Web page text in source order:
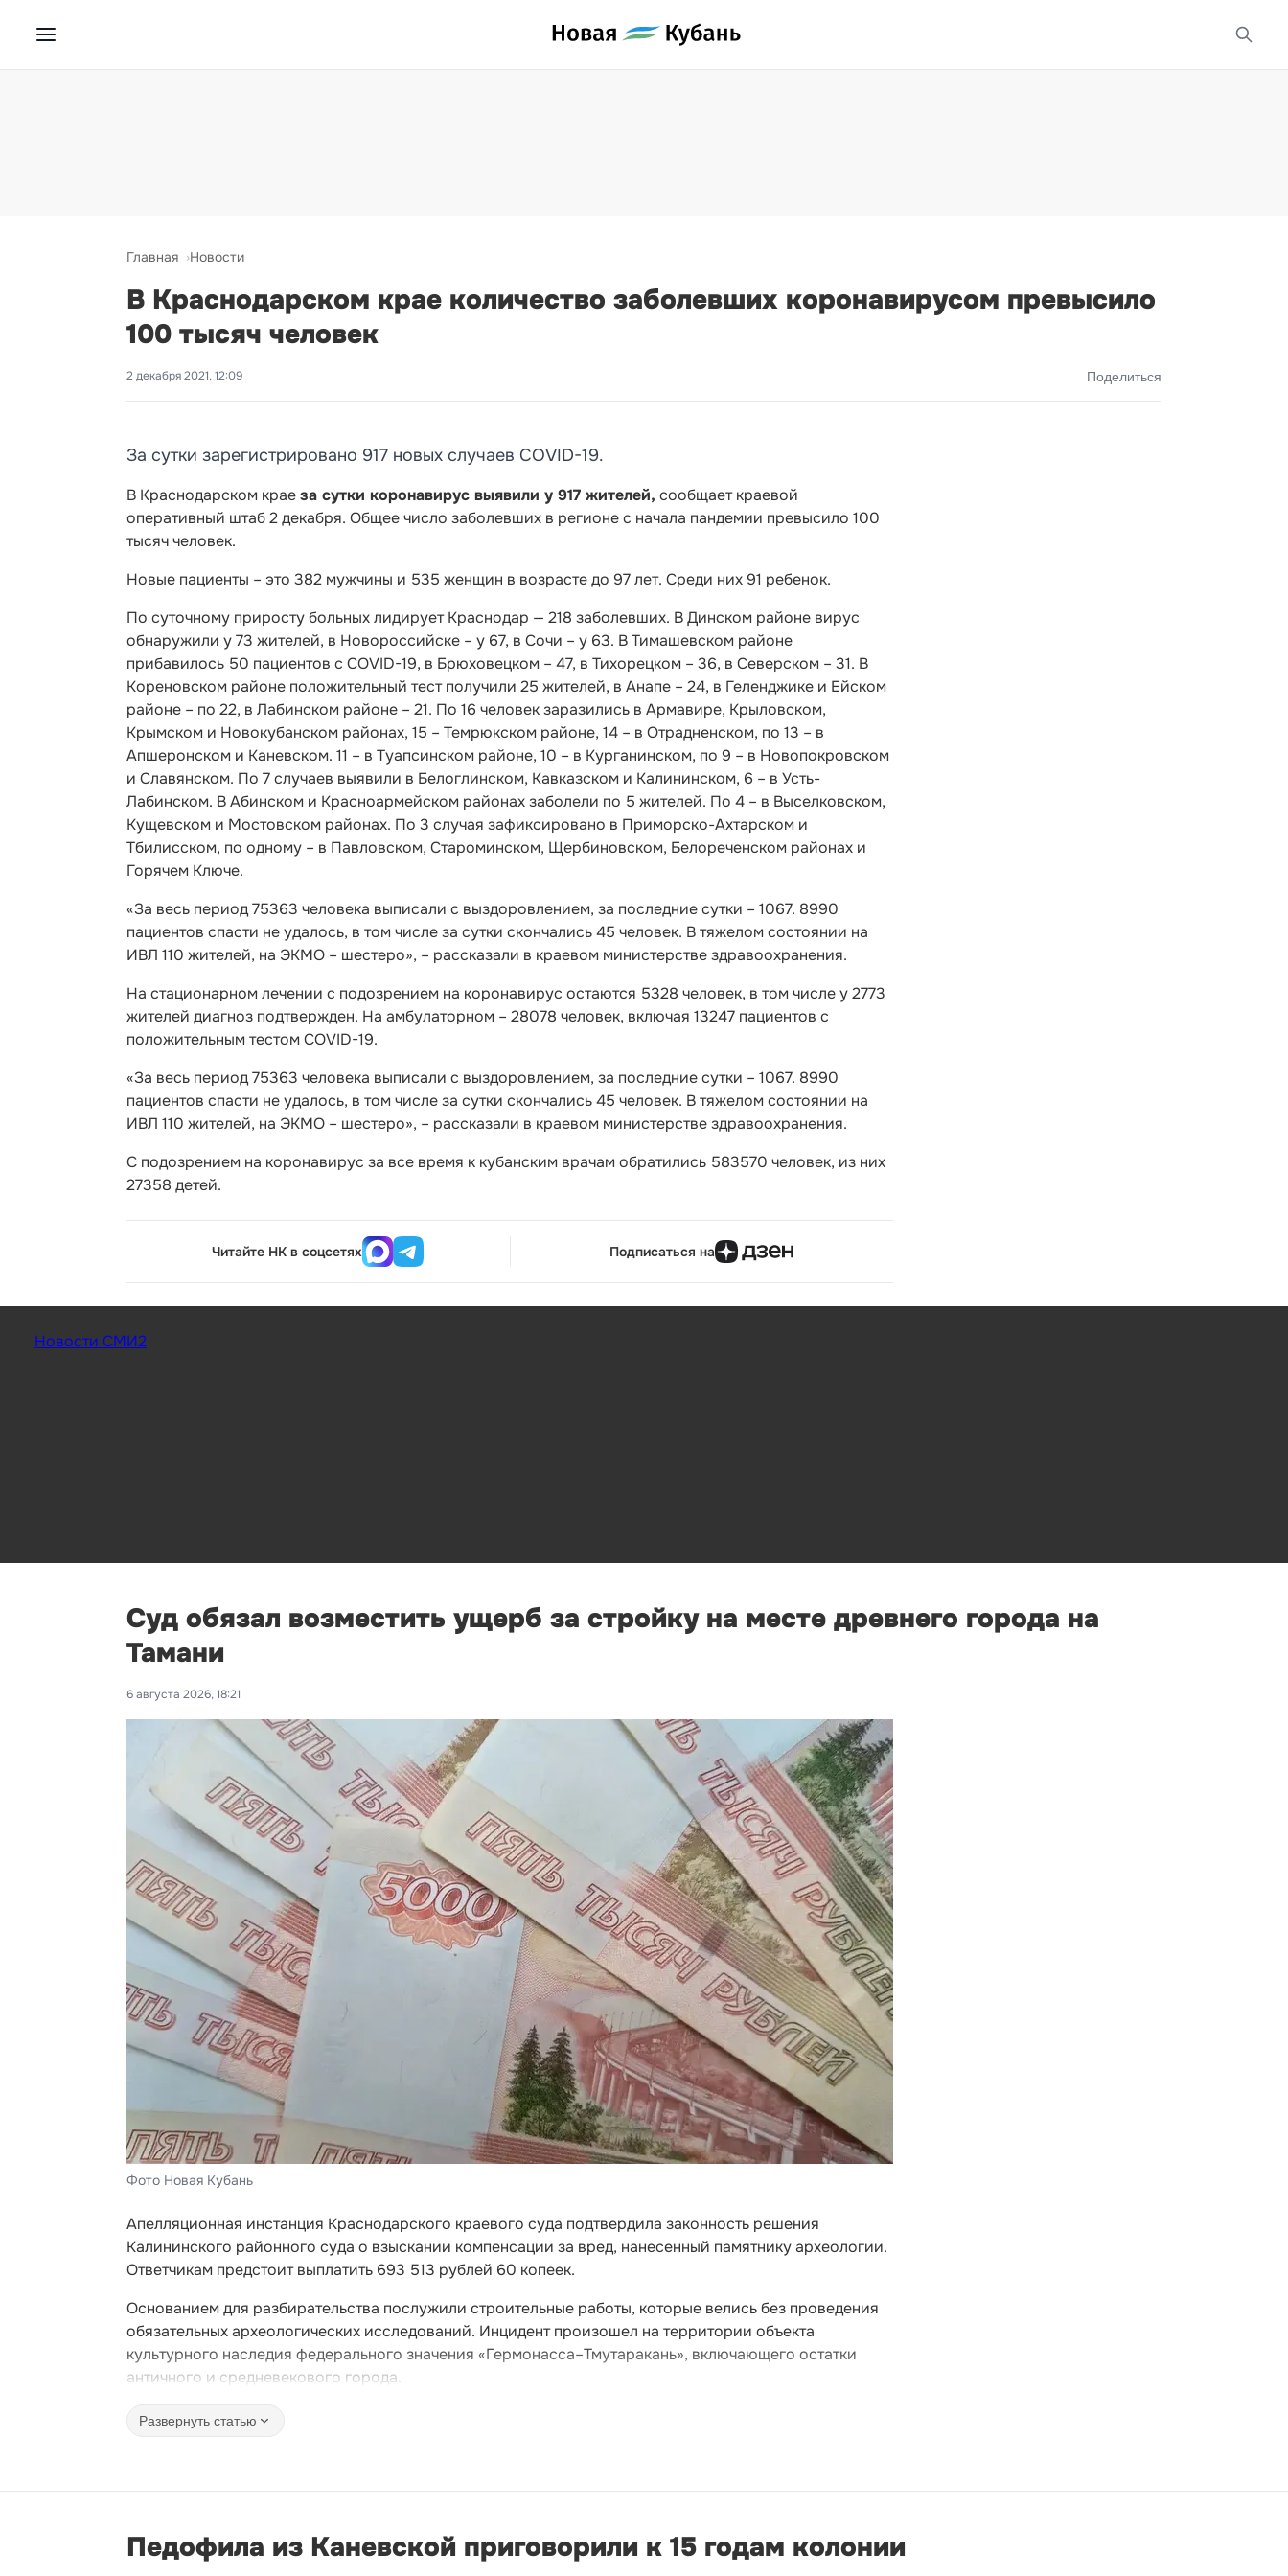
Главная Новости
В Краснодарском крае количество заболевших коронавирусом превысило
100 тысяч человек
2 декабря 2021, 12:09 Поделиться
За сутки зарегистрировано 917 новых случаев COVID-19.
В Краснодарском краеза сутки коронавирус выявили у 917 жителей, сообщает краевой
оперативный штаб 2 декабря. Общее число заболевших в регионе с начала пандемии превысило 100
тысяч человек.
Новые пациенты – это 382 мужчины и 535 женщин в возрасте до 97 лет. Среди них 91 ребенок.
По суточному приросту больных лидирует Краснодар — 218 заболевших. В Динском районе вирус
обнаружили у 73 жителей, в Новороссийске – у 67, в Сочи – у 63. В Тимашевском районе
прибавилось 50 пациентов с COVID-19, в Брюховецком – 47, в Тихорецком – 36, в Северском – 31. В
Кореновском районе положительный тест получили 25 жителей, в Анапе – 24, в Геленджике и Ейском
районе – по 22, в Лабинском районе – 21. По 16 человек заразились в Армавире, Крыловском,
Крымском и Новокубанском районах, 15 – Темрюкском районе, 14 – в Отрадненском, по 13 – в
Апшеронском и Каневском. 11 – в Туапсинском районе, 10 – в Курганинском, по 9 – в Новопокровском
и Славянском. По 7 случаев выявили в Белоглинском, Кавказском и Калининском, 6 – в Усть-
Лабинском. В Абинском и Красноармейском районах заболели по 5 жителей. По 4 – в Выселковском,
Кущевском и Мостовском районах. По 3 случая зафиксировано в Приморско-Ахтарском и
Тбилисском, по одному – в Павловском, Староминском, Щербиновском, Белореченском районах и
Горячем Ключе.
«За весь период 75363 человека выписали с выздоровлением, за последние сутки – 1067. 8990
пациентов спасти не удалось, в том числе за сутки скончались 45 человек. В тяжелом состоянии на
ИВЛ 110 жителей, на ЭКМО – шестеро», – рассказали в краевом министерстве здравоохранения.
На стационарном лечении с подозрением на коронавирус остаются 5328 человек, в том числе у 2773
жителей диагноз подтвержден. На амбулаторном – 28078 человек, включая 13247 пациентов с
положительным тестом COVID-19.
«За весь период 75363 человека выписали с выздоровлением, за последние сутки – 1067. 8990
пациентов спасти не удалось, в том числе за сутки скончались 45 человек. В тяжелом состоянии на
ИВЛ 110 жителей, на ЭКМО – шестеро», – рассказали в краевом министерстве здравоохранения.
С подозрением на коронавирус за все время к кубанским врачам обратились 583570 человек, из них
27358 детей.
Читайте НК в соцсетях Подписаться на
Новости СМИ2
Суд обязал возместить ущерб за стройку на месте древнего города на
Тамани
6 августа 2026, 18:21
Фото Новая Кубань
Апелляционная инстанция Краснодарского краевого суда подтвердила законность решения
Калининского районного суда о взыскании компенсации за вред, нанесенный памятнику археологии.
Ответчикам предстоит выплатить 693 513 рублей 60 копеек.
Основанием для разбирательства послужили строительные работы, которые велись без проведения
обязательных археологических исследований. Инцидент произошел на территории объекта
культурного наследия федерального значения «Гермонасса–Тмутаракань», включающего остатки
античного и средневекового города.
Развернуть статью
Педофила из Каневской приговорили к 15 годам колонии